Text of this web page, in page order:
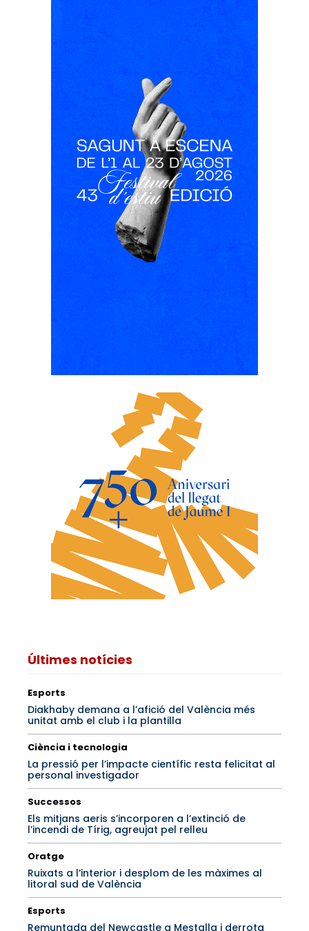
Últimes notícies
Esports
Diakhaby demana a l’afició del València més
unitat amb el club i la plantilla
Ciència i tecnologia
La pressió per l’impacte científic resta felicitat al
personal investigador
Successos
Els mitjans aeris s’incorporen a l’extinció de
l’incendi de Tírig, agreujat pel relleu
Oratge
Ruixats a l’interior i desplom de les màximes al
litoral sud de València
Esports
Remuntada del Newcastle a Mestalla i derrota